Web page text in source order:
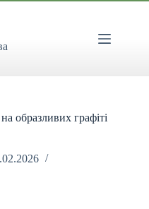
образливих графіті